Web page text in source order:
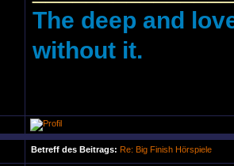
The deep and
without it.
Betreff des Beitrags: Re: Big Finish Hörspiele